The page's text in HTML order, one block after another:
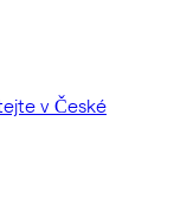
v České